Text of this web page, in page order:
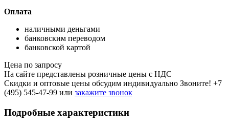
Оплата
наличными деньгами
банковским переводом
банковской картой
Цена по запросу
На сайте представлены розничные цены с НДС
Скидки и оптовые цены обсудим индивидуально Звоните! +7
(495) 545-47-99 или закажите звонок
Подробные характеристики